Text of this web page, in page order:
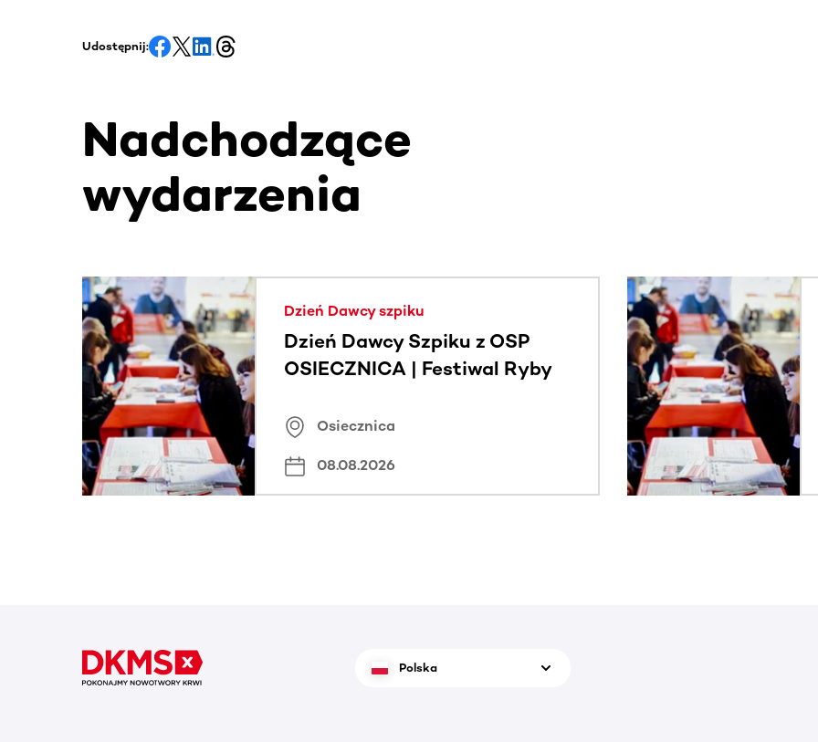
Udostępnij:
Nadchodzące
wydarzenia
Ta sekcja zawiera treści przewijane w poziomie. Użyj klawisza Tab lub przesuń palcem, aby zobaczyć
Dzień Dawcy szpiku
Dzień Dawcy Szpiku z OSP
OSIECZNICA | Festiwal Ryby
Osiecznica
08.08.2026
Polska